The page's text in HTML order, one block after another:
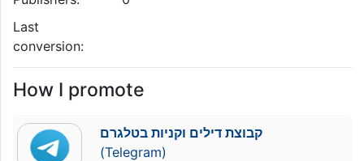
Last
conversion:
How I promote
קבוצת דילים וקניות בטלגרם
(Telegram)